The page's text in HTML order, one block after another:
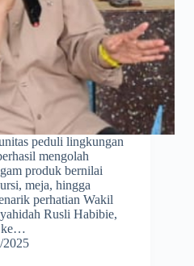
peduli lingkungan
mengolah
produk bernilai
meja, hingga
perhatian Wakil
Rusli Habibie,
ke…
2025